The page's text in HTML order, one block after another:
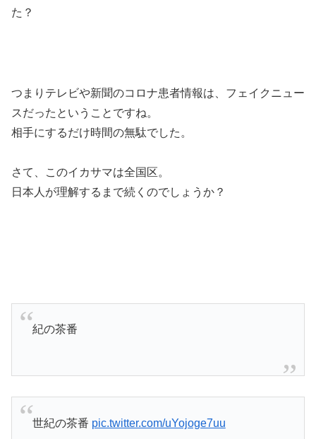
た？
つまりテレビや新聞のコロナ患者情報は、フェイクニュー
スだったということですね。
相手にするだけ時間の無駄でした。
さて、このイカサマは全国区。
日本人が理解するまで続くのでしょうか？
紀の茶番
世紀の茶番 pic.twitter.com/uYojoge7uu